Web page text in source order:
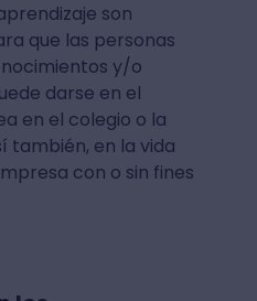
son
que las personas
y/o
darse en el
en el colegio o la
también, en la vida
con o sin fines